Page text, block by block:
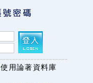
使用論著資料庫